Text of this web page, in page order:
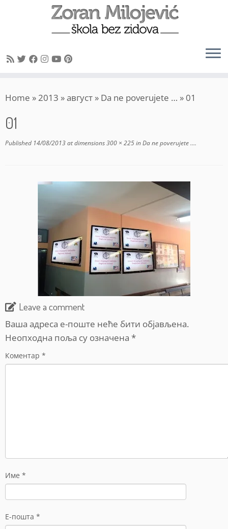
toHome »2013 »август » Da ne poverujete … » 01
01
Published 14/08/2013at dimensions300 × 225inDa ne poverujete ….
Leave a comment
Ваша адреса е-поште неће бити објављена.
Неопходна поља су означена *
Коментар *
Име *
Е-пошта *